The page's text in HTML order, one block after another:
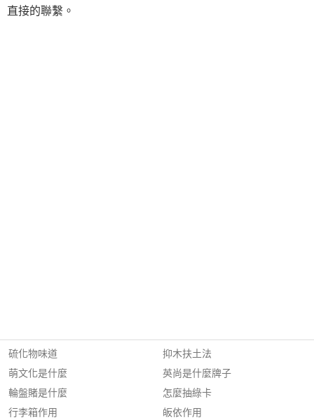
直接的聯繫。
硫化物味道
萌文化是什麼
輪盤賭是什麼
行李箱作用
抑木扶土法
英尚是什麼牌子
怎麼抽綠卡
皈依作用